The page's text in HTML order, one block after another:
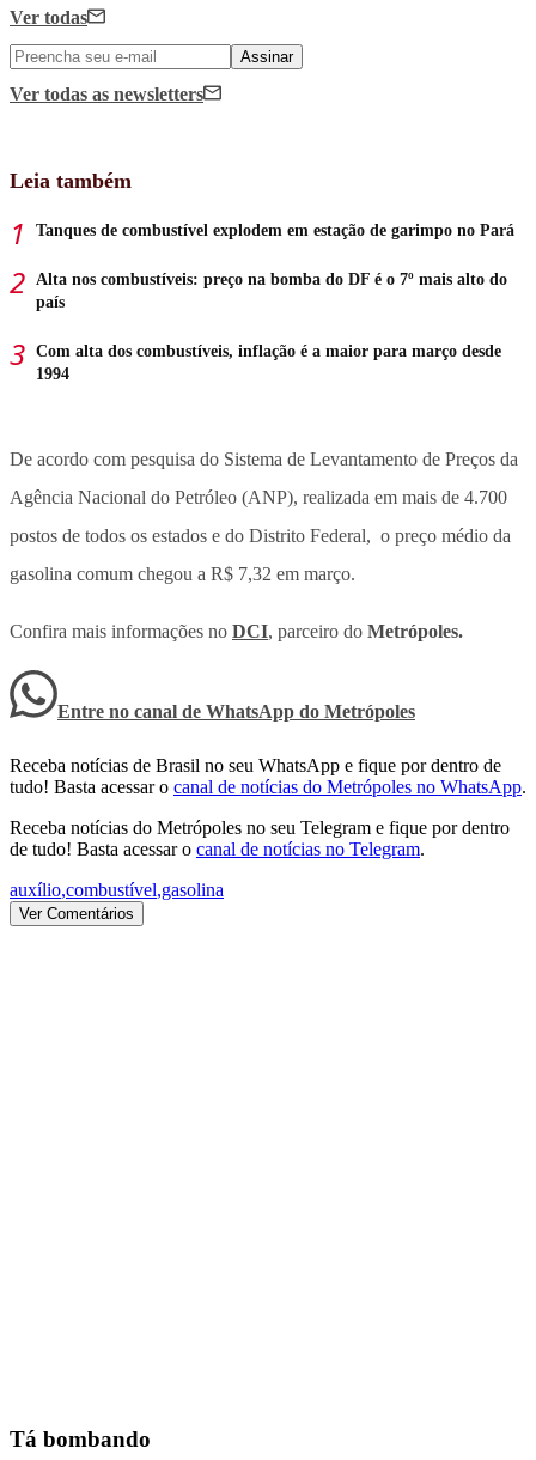
Ver todas
Assinar
Ver todas as newsletters
Leia também
Tanques de combustível explodem em estação de garimpo no Pará
Alta nos combustíveis: preço na bomba do DF é o 7º mais alto do
país
Com alta dos combustíveis, inflação é a maior para março desde
1994
De acordo com pesquisa do Sistema de Levantamento de Preços da
Agência Nacional do Petróleo (ANP), realizada em mais de 4.700
postos de todos os estados e do Distrito Federal, o preço médio da
gasolina comum chegou a R$ 7,32 em março.
Confira mais informações no DCI, parceiro do Metrópoles.
Entre no canal de WhatsApp do Metrópoles
Receba notícias de Brasil no seu WhatsApp e fique por dentro de
tudo! Basta acessar o canal de notícias do Metrópoles no WhatsApp.
Receba notícias do Metrópoles no seu Telegram e fique por dentro
de tudo! Basta acessar o canal de notícias no Telegram.
auxílio,combustível,gasolina
Ver Comentários
Tá bombando